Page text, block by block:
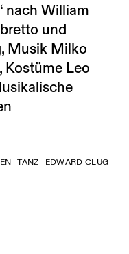
nach William
und
Musik Milko
Kostüme Leo
TANZ
EDWARD CLUG